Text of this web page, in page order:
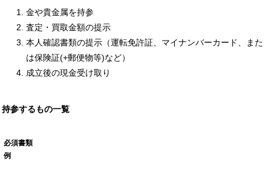
金や貴金属を持参
査定・買取金額の提示
本人確認書類の提示（運転免許証、マイナンバーカード、また
は保険証(+郵便物等)など）
成立後の現金受け取り
持参するもの一覧
必須書類
例